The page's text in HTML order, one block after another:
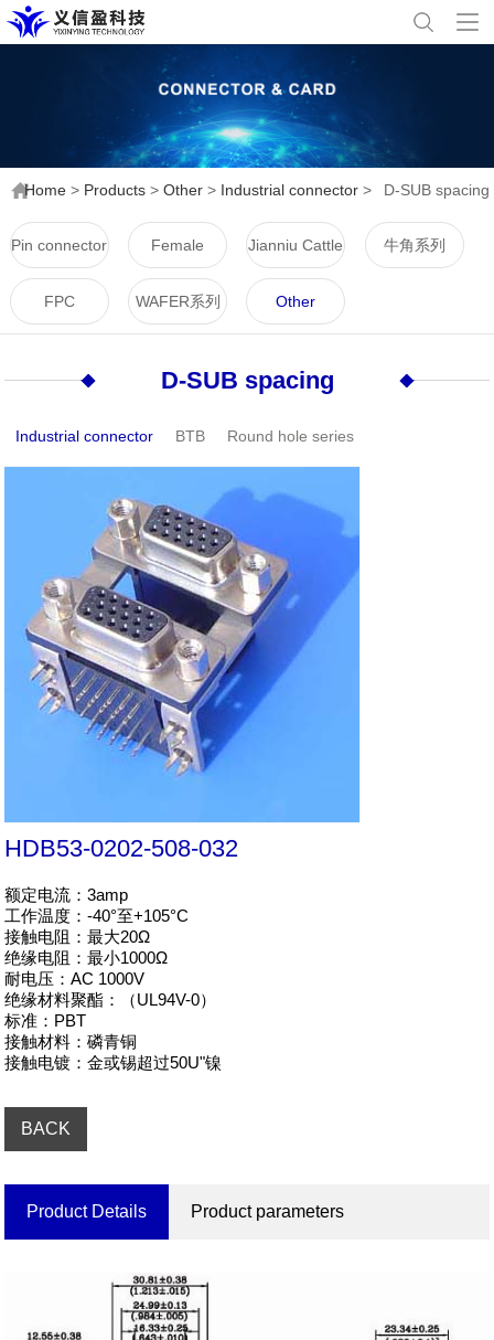
Home > Products >Other > Industrial connector > D-SUB spacing
Pin connector Female Jianniu Cattle
Horn Series
牛角系列
FPC WAFER系列 Other
D-SUB spacing
Industrial connector BTB Round hole series
HDB53-0202-508-032
额定电流：3amp
工作温度：-40°至+105°C
接触电阻：最大20Ω
绝缘电阻：最小1000Ω
耐电压：AC 1000V
绝缘材料聚酯：（UL94V-0）
标准：PBT
接触材料：磷青铜
接触电镀：金或锡超过50U"镍
BACK
Product Details Product parameters